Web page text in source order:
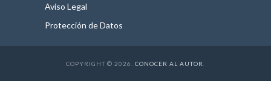
Aviso Legal
Protección de Datos
COPYRIGHT © 2026. CONOCER AL AUTOR